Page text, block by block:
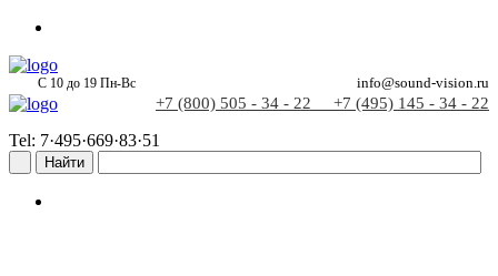
С 10 до 19 Пн-Вс info@sound-vision.ru
+7 (800) 505 - 34 - 22 +7 (495) 145 - 34 - 22
Tel: 7·495·669·83·51